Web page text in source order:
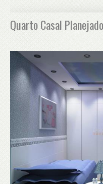
Quarto Casal